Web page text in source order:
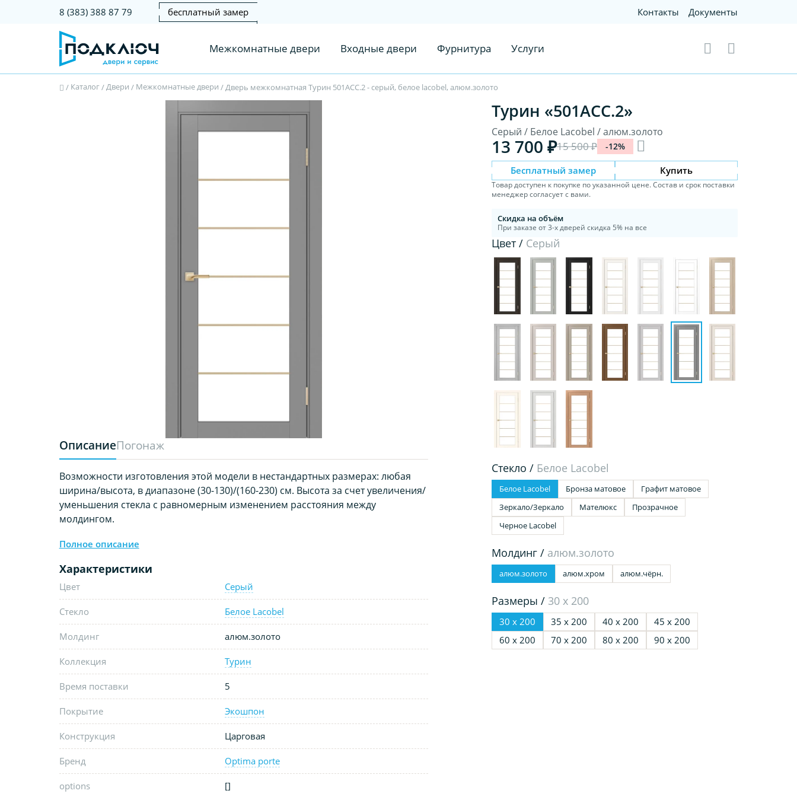
8 (383) 388 87 79 бесплатный замер Контакты Документы
Межкомнатные двери Входные двери Фурнитура Услуги
/ Каталог/Двери / Межкомнатные двери /Дверь межкомнатная Турин 501АСС.2 - серый, белое lacobel, алюм.золото
ОписаниеПогонаж
Возможности изготовления этой модели в нестандартных размерах: любая
ширина/высота, в диапазоне (30-130)/(160-230) см. Высота за счет увеличения/
уменьшения стекла с равномерным изменением расстояния между
молдингом.
Полное описание
Характеристики
Цвет Серый
Стекло Белое Lacobel
Молдинг алюм.золото
Коллекция Турин
Время поставки 5
Покрытие Экошпон
Конструкция Царговая
Бренд Optima porte
options []
Турин «501АСС.2»
Серый / Белое Lacobel / алюм.золото
13 700 ₽15 500 ₽ -12%
Бесплатный замер Купить
Товар доступен к покупке по указанной цене. Состав и срок поставки
менеджер согласует с вами.
Скидка на объём
При заказе от 3-х дверей скидка 5% на все
Цвет / Серый
Стекло / Белое Lacobel
Белое Lacobel Бронза матовое
Графит матовое
Зеркало/Зеркало
Мателюкс
Прозрачное
Черное Lacobel
Молдинг / алюм.золото
алюм.золото алюм.хром алюм.чёрн.
Размеры / 30 х 200
30 х 200 35 х 200 40 х 200
45 х 200
60 х 200
70 х 200 80 х 200 90 х 200